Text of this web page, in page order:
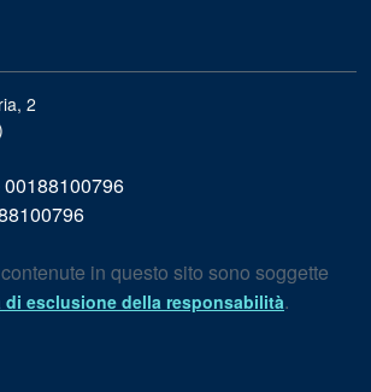
2
00188100796
in questo sito sono soggette
di esclusione della responsabilità.